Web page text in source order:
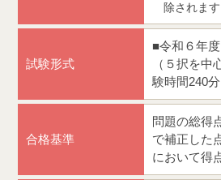
除されます
試験形式
■令和６年
（５択を
験時間240分
合格基準
問題の総得
で補正した
において得